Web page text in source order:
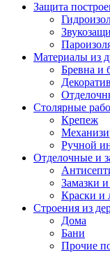
Защита
Материалы из
Бревна и
Столярные
Крепеж
Ручной
Отделочные и
Замазки
Краски и
Строения из
Дома
Бани
Прочие